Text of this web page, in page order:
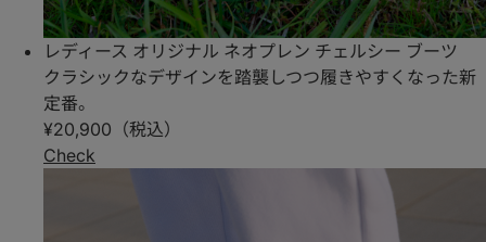
レディース オリジナル ネオプレン チェルシー ブーツ
クラシックなデザインを踏襲しつつ履きやすくなった新
定番。
¥20,900（税込）
Check